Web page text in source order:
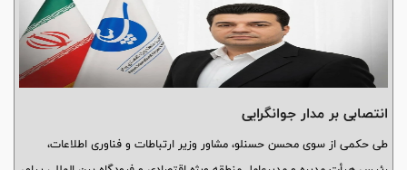
انتصابی بر مدار جوانگرایی
طی حکمی از سوی محسن حسنلو، مشاور وزیر ارتباطات و فناوری اطلاعات،